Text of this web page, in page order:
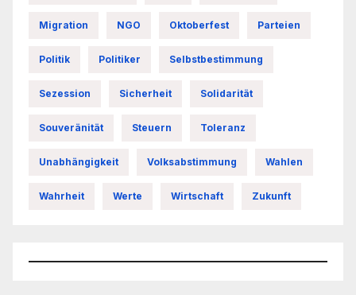
Migration NGO Oktoberfest Parteien
Politik Politiker Selbstbestimmung
Sezession Sicherheit Solidarität
Souveränität Steuern Toleranz
Unabhängigkeit Volksabstimmung Wahlen
Wahrheit Werte Wirtschaft Zukunft